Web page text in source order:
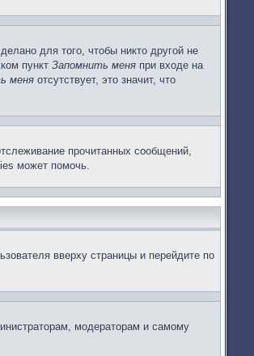
для того, чтобы никто другой не
пункт Запомнить меня при входе на
меня отсутствует, это значит, что
прочитанных сообщений,
может помочь.
вверху страницы и перейдите по
модераторам и самому